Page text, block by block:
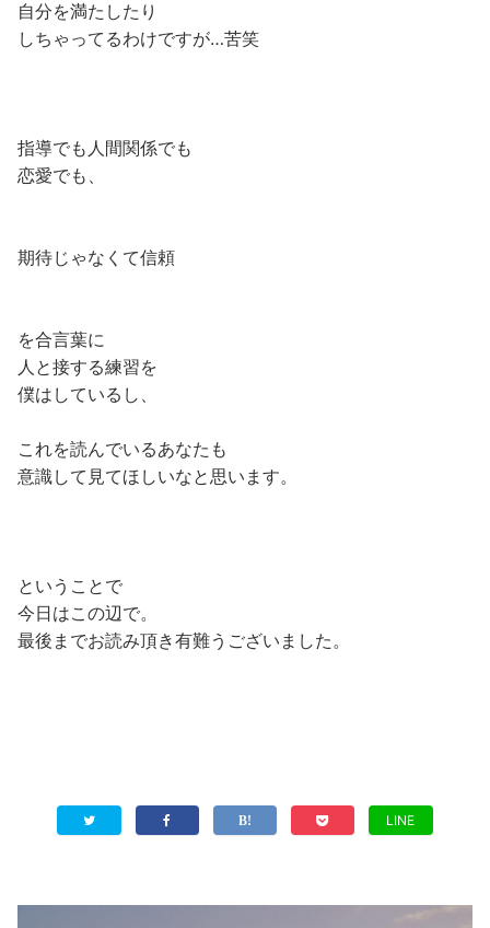
自分を満たしたり
しちゃってるわけですが…苦笑
指導でも人間関係でも
恋愛でも、
期待じゃなくて信頼
を合言葉に
人と接する練習を
僕はしているし、
これを読んでいるあなたも
意識して見てほしいなと思います。
ということで
今日はこの辺で。
最後までお読み頂き有難うございました。
LINE